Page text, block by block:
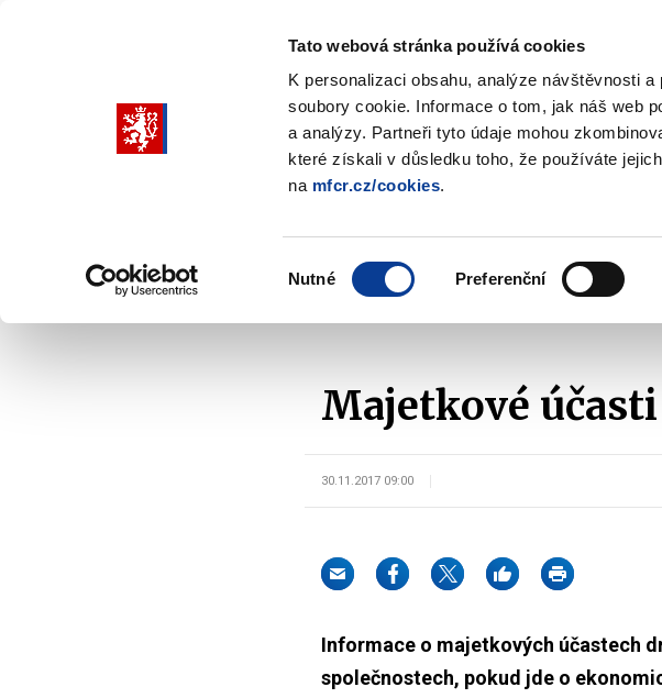
Tato webová stránka používá cookies
K personalizaci obsahu, analýze návštěvnosti
soubory cookie. Informace o tom, jak náš web
a analýzy. Partneři tyto údaje mohou
které získali v důsledku toho, že používáte
na mfcr.cz/cookies.
Nutné Preferenční
submenu
submenu
politika
Rozpočtové rámce - Statistické informace
Majetkové účasti
30.11.2017 09:00
Informace o majetkových účastech
společnostech, pokud jde o